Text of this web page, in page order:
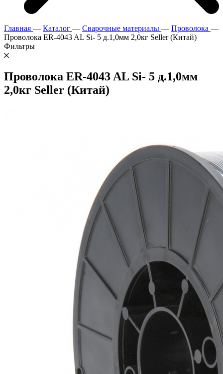
Главная — Каталог — Сварочные материалы — Проволока —
Проволока ER-4043 AL Si- 5 д.1,0мм 2,0кг Seller (Китай)
Фильтры
Проволока ER-4043 AL Si- 5 д.1,0мм
2,0кг Seller (Китай)